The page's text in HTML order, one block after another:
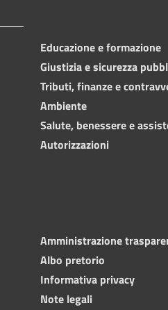
Educazione e formazione
Giustizia e sicurezza
Tributi, finanze e
Ambiente
Salute, benessere e
Autorizzazioni
Amministrazione
Albo pretorio
Informativa privacy
Note legali